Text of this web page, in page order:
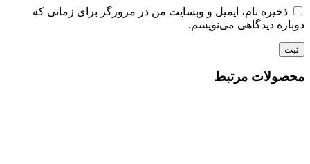
ذخیره نام، ایمیل و وبسایت من در مرورگر برای زمانی که
دوباره دیدگاهی می‌نویسم.
محصولات مرتبط